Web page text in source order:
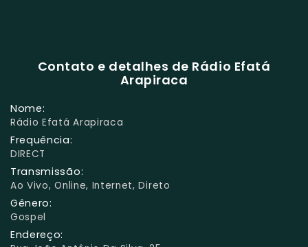
Contato e detalhes de Rádio Efatá
Arapiraca
Nome:
Rádio Efatá Arapiraca
Frequência:
DIRECT
Transmissão:
Ao Vivo, Online, Internet, Direto
Gênero:
Gospel
Endereço: